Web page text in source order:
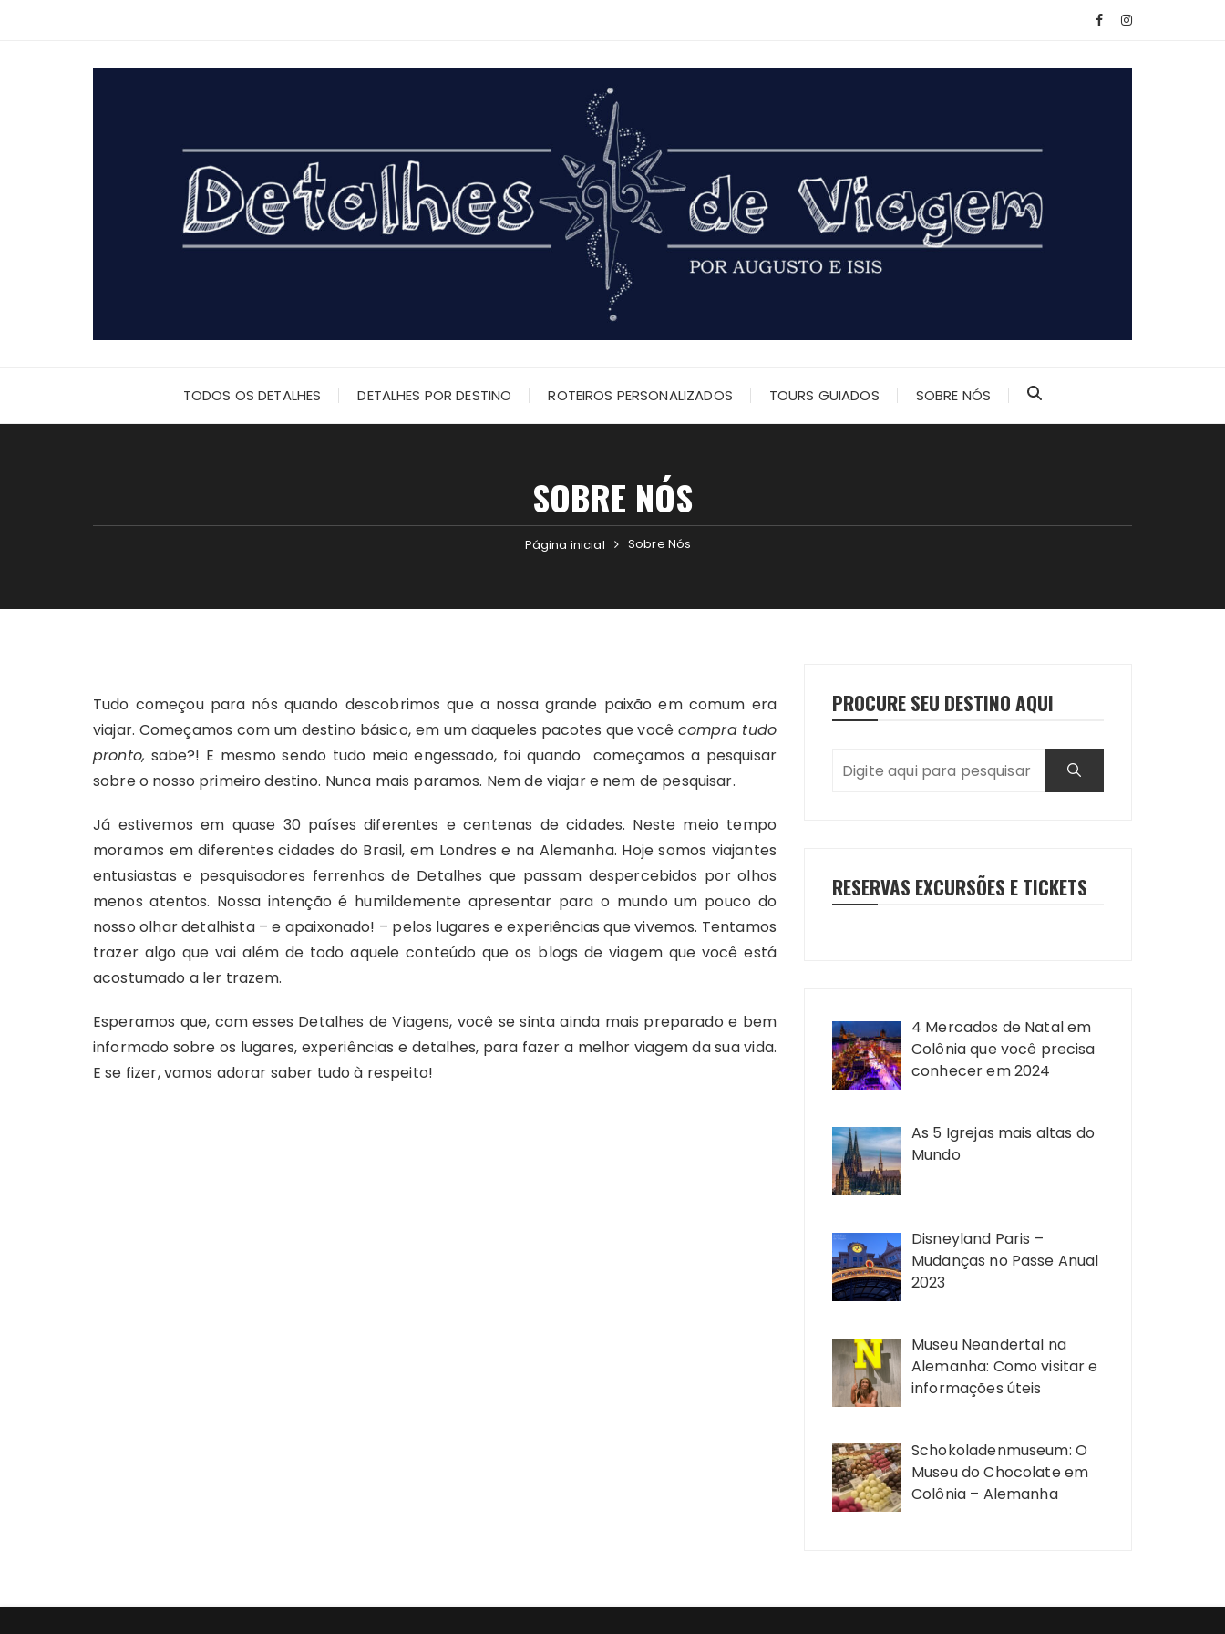
TODOS OS DETALHES DETALHES POR DESTINO ROTEIROS PERSONALIZADOS TOURS GUIADOS SOBRE NÓS
SOBRE NÓS
Página inicial Sobre Nós
Tudo começou para nós quando descobrimos que a nossa grande paixão em comum era
viajar. Começamos com um destino básico, em um daqueles pacotes que você compra tudo
pronto, sabe?! E mesmo sendo tudo meio engessado, foi quando começamos a pesquisar
sobre o nosso primeiro destino. Nunca mais paramos. Nem de viajar e nem de pesquisar.
Já estivemos em quase 30 países diferentes e centenas de cidades. Neste meio tempo
moramos em diferentes cidades do Brasil, em Londres e na Alemanha. Hoje somos viajantes
entusiastas e pesquisadores ferrenhos de Detalhes que passam despercebidos por olhos
menos atentos. Nossa intenção é humildemente apresentar para o mundo um pouco do
nosso olhar detalhista – e apaixonado! – pelos lugares e experiências que vivemos. Tentamos
trazer algo que vai além de todo aquele conteúdo que os blogs de viagem que você está
acostumado a ler trazem.
Esperamos que, com esses Detalhes de Viagens, você se sinta ainda mais preparado e bem
informado sobre os lugares, experiências e detalhes, para fazer a melhor viagem da sua vida.
E se fizer, vamos adorar saber tudo à respeito!
PROCURE SEU DESTINO AQUI
RESERVAS EXCURSÕES E TICKETS
4 Mercados de Natal em
Colônia que você precisa
conhecer em 2024
As 5 Igrejas mais altas do
Mundo
Disneyland Paris –
Mudanças no Passe Anual
2023
Museu Neandertal na
Alemanha: Como visitar e
informações úteis
Schokoladenmuseum: O
Museu do Chocolate em
Colônia – Alemanha